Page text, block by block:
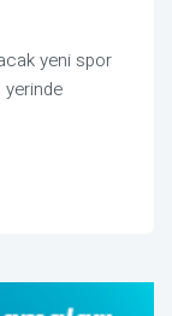
yeni spor